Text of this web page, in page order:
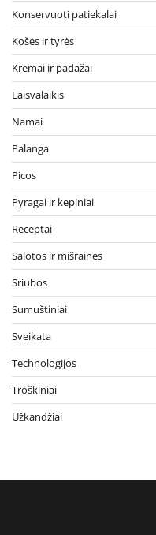
Konservuoti patiekalai
Košės ir tyrės
Kremai ir padažai
Laisvalaikis
Namai
Palanga
Picos
Pyragai ir kepiniai
Receptai
Salotos ir mišrainės
Sriubos
Sumuštiniai
Sveikata
Technologijos
Troškiniai
Užkandžiai